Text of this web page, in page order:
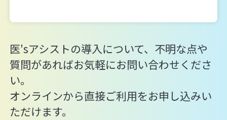
医'sアシストの導入について、不明な点や
質問があればお気軽にお問い合わせくださ
い。
オンラインから直接ご利用をお申し込みい
ただけます。